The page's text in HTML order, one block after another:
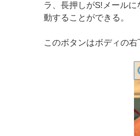
ラ、長押しがS!メール
動することができる。
このボタンはボディの